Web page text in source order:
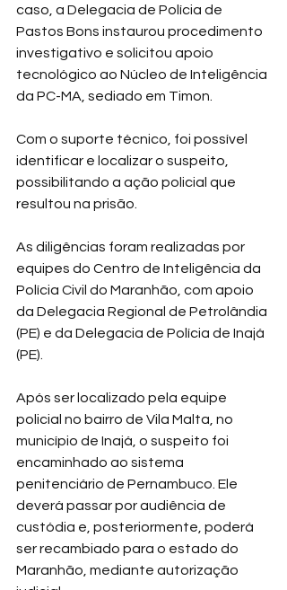
caso, a Delegacia de Polícia de
Pastos Bons instaurou procedimento
investigativo e solicitou apoio
tecnológico ao Núcleo de Inteligência
da PC-MA, sediado em Timon.
Com o suporte técnico, foi possível
identificar e localizar o suspeito,
possibilitando a ação policial que
resultou na prisão.
As diligências foram realizadas por
equipes do Centro de Inteligência da
Polícia Civil do Maranhão, com apoio
da Delegacia Regional de Petrolândia
(PE) e da Delegacia de Polícia de Inajá
(PE).
Após ser localizado pela equipe
policial no bairro de Vila Malta, no
município de Inajá, o suspeito foi
encaminhado ao sistema
penitenciário de Pernambuco. Ele
deverá passar por audiência de
custódia e, posteriormente, poderá
ser recambiado para o estado do
Maranhão, mediante autorização